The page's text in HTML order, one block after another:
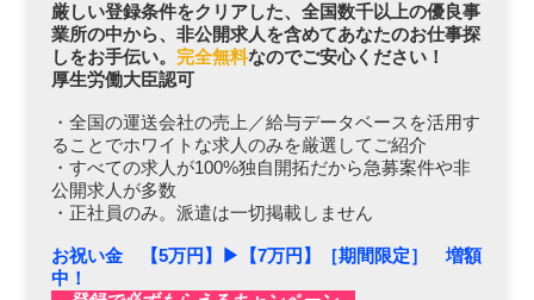
厳しい登録条件をクリアした、全国数千以上の優良事
業所の中から、非公開求人を含めてあなたのお仕事探
しをお手伝い。 完全無料なのでご安心ください！
厚生労働大臣認可
・全国の運送会社の売上／給与データベースを活用す
ることでホワイトな求人のみを厳選してご紹介
・すべての求人が100%独自開拓だから急募案件や非
公開求人が多数
・正社員のみ。派遣は一切掲載しません
お祝い金 【5万円】▶︎【7万円】［期間限定］ 増額
中！